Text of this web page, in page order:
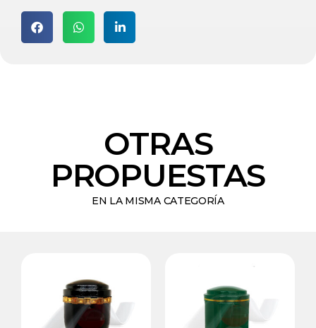
OTRAS
PROPUESTAS
EN LA MISMA CATEGORÍA